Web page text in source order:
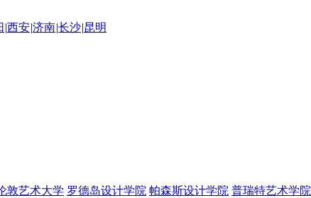
|西安|济南|长沙|昆明
敦艺术大学 罗德岛设计学院 帕森斯设计学院 普瑞特艺术学院